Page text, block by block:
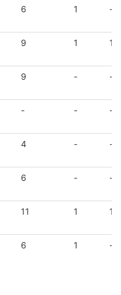
6 1 -
9 1 1
9 - -
- - -
4 - -
6 - -
11 1 1
6 1 -